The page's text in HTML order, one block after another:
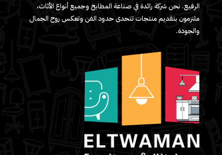
الرفيع. نحن شركة رائدة في صناعة المطابخ وجميع أنواع الأثاث،
ملتزمون بتقديم منتجات تتحدى حدود الفن وتعكس روح الجمال
والجودة.